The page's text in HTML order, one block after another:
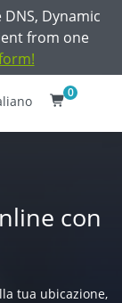
Dynamic
from one
0
con
tua ubicazione,